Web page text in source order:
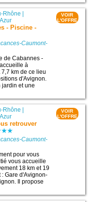
Rhône |
- Piscine -
Caumont-
de Cabannes -
à
km de ce lieu
d'Avignon.
jardin et une
VOIR
L'OFFRE
Rhône |
retrouver
Caumont-
pour vous
vous accueille
18 km et 19
: Gare d'Avignon-
Il propose
VOIR
L'OFFRE